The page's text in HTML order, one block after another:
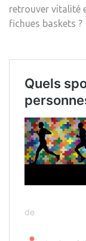
retrouver vitalité
fichues baskets ?